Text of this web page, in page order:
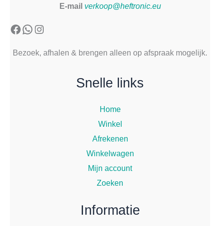
E-mail verkoop@heftronic.eu
Facebook
WhatsApp
Instagram
Bezoek, afhalen & brengen alleen op afspraak mogelijk.
Snelle links
Home
Winkel
Afrekenen
Winkelwagen
Mijn account
Zoeken
Informatie